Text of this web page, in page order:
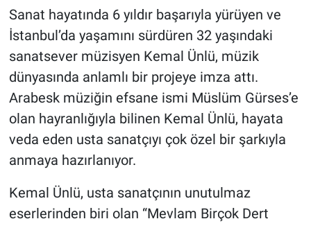
Sanat hayatında 6 yıldır başarıyla yürüyen ve
İstanbul’da yaşamını sürdüren 32 yaşındaki
sanatsever müzisyen Kemal Ünlü, müzik
dünyasında anlamlı bir projeye imza attı.
Arabesk müziğin efsane ismi Müslüm Gürses’e
olan hayranlığıyla bilinen Kemal Ünlü, hayata
veda eden usta sanatçıyı çok özel bir şarkıyla
anmaya hazırlanıyor.
Kemal Ünlü, usta sanatçının unutulmaz
eserlerinden biri olan “Mevlam Birçok Dert